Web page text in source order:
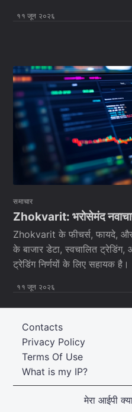
११ जून २०२६
समाचार
Zhokvarit: भरोसेमंद
Zhokvarit के फीचर्स, फायदे,
के बाजार डेटा, स्वचालित
ट्रेडिंग निर्णयों के लिए सहायक है।
११ जून २०२६
What is my IP?
Terms Of Use
Privacy Policy
Contacts
मेरा आईपी